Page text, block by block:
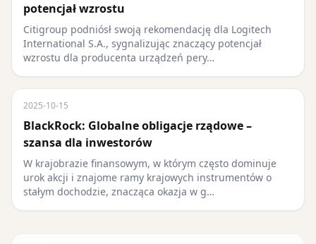
potencjał wzrostu
Citigroup podniósł swoją rekomendację dla Logitech
International S.A., sygnalizując znaczący potencjał
wzrostu dla producenta urządzeń pery…
2025-10-15
BlackRock: Globalne obligacje rządowe –
szansa dla inwestorów
W krajobrazie finansowym, w którym często dominuje
urok akcji i znajome ramy krajowych instrumentów o
stałym dochodzie, znacząca okazja w g…